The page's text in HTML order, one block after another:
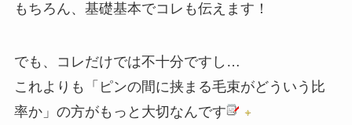
もちろん、基礎基本でコレも伝えます！
でも、コレだけでは不十分ですし…
これよりも「ピンの間に挟まる毛束がどういう比
率か」の方がもっと大切なんです